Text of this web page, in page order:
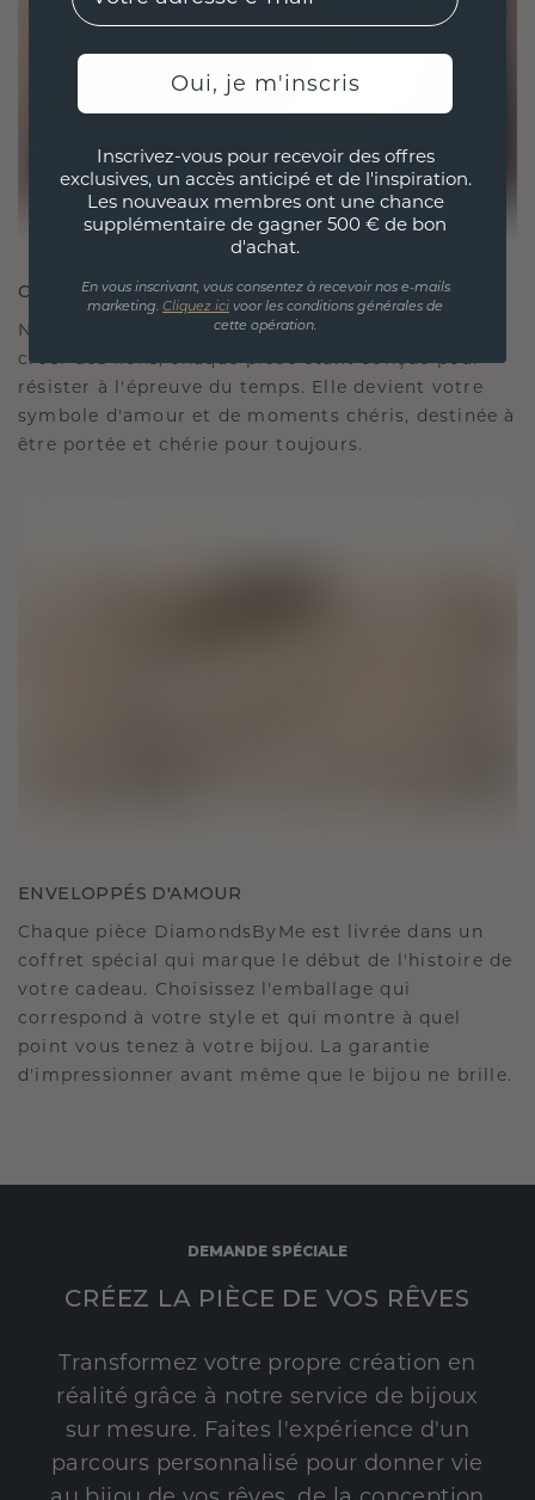
CRÉÉ POUR LA CONNEXION
Notre philosophie en matière de design est de
créer des liens, chaque pièce étant conçue pour
résister à l'épreuve du temps. Elle devient votre
symbole d'amour et de moments chéris, destinée à
être portée et chérie pour toujours.
ENVELOPPÉS D'AMOUR
Chaque pièce DiamondsByMe est livrée dans un
coffret spécial qui marque le début de l'histoire de
votre cadeau. Choisissez l'emballage qui
correspond à votre style et qui montre à quel
point vous tenez à votre bijou. La garantie
d'impressionner avant même que le bijou ne brille.
DEMANDE SPÉCIALE
CRÉEZ LA PIÈCE DE VOS RÊVES
Transformez votre propre création en
réalité grâce à notre service de bijoux
sur mesure. Faites l'expérience d'un
parcours personnalisé pour donner vie
Oui, je m'inscris
Inscrivez-vous pour recevoir des offres
exclusives, un accès anticipé et de l'inspiration.
Les nouveaux membres ont une chance
supplémentaire de gagner 500 € de bon
d'achat.
En vous inscrivant, vous consentez à recevoir nos e-mails
marketing. Cliquez ici voor les conditions générales de
cette opération.